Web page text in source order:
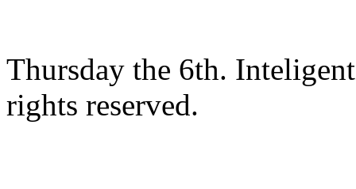
Thursday the 6th.
rights reserved.